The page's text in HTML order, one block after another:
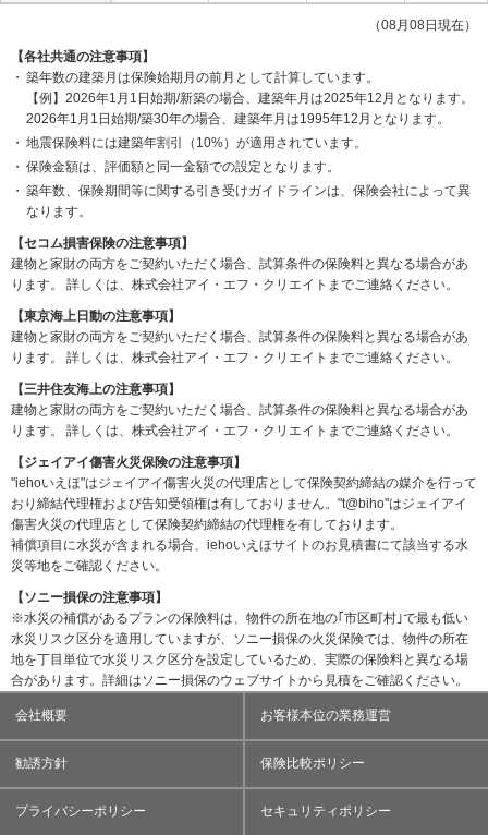
（08月08日現在）
【各社共通の注意事項】
築年数の建築月は保険始期月の前月として計算しています。
【例】2026年1月1日始期/新築の場合、建築年月は2025年12月となります。
2026年1月1日始期/築30年の場合、建築年月は1995年12月となります。
地震保険料には建築年割引（10%）が適用されています。
保険金額は、評価額と同一金額での設定となります。
築年数、保険期間等に関する引き受けガイドラインは、保険会社によって異
なります。
【セコム損害保険の注意事項】
建物と家財の両方をご契約いただく場合、試算条件の保険料と異なる場合があ
ります。 詳しくは、株式会社アイ・エフ・クリエイトまでご連絡ください。
【東京海上日動の注意事項】
建物と家財の両方をご契約いただく場合、試算条件の保険料と異なる場合があ
ります。 詳しくは、株式会社アイ・エフ・クリエイトまでご連絡ください。
【三井住友海上の注意事項】
建物と家財の両方をご契約いただく場合、試算条件の保険料と異なる場合があ
ります。 詳しくは、株式会社アイ・エフ・クリエイトまでご連絡ください。
【ジェイアイ傷害火災保険の注意事項】
"iehoいえほ"はジェイアイ傷害火災の代理店として保険契約締結の媒介を行って
おり締結代理権および告知受領権は有しておりません。"t@biho"はジェイアイ
傷害火災の代理店として保険契約締結の代理権を有しております。
補償項目に水災が含まれる場合、iehoいえほサイトのお見積書にて該当する水
災等地をご確認ください。
【ソニー損保の注意事項】
※水災の補償があるプランの保険料は、物件の所在地の｢市区町村｣で最も低い
水災リスク区分を適用していますが、ソニー損保の火災保険では、物件の所在
地を丁目単位で水災リスク区分を設定しているため、実際の保険料と異なる場
合があります。詳細はソニー損保のウェブサイトから見積をご確認ください。
会社概要 お客様本位の業務運営
勧誘方針 保険比較ポリシー
プライバシーポリシー セキュリティポリシー